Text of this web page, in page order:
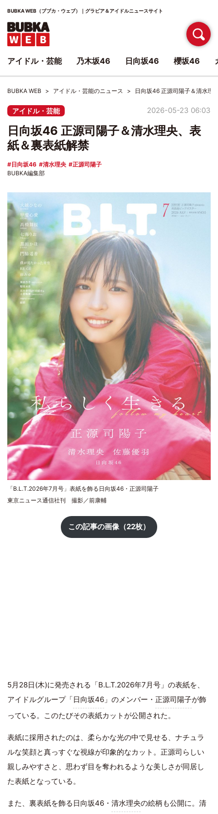
BUBKA WEB（ブブカ・ウェブ）｜グラビア＆アイドルニュースサイト
BUBKA WEB アイドル・芸能のニュース 日向坂46 正源司陽子＆清水理
アイドル・芸能 2026-05-23 06:03
日向坂46 正源司陽子＆清水理央、表
紙＆裏表紙解禁
日向坂46 清水理央
正源司陽子
BUBKA編集部
「B.L.T.2026年7月号」表紙を飾る日向坂46・正源司陽子
東京ニュース通信社刊 撮影／前康輔
この記事の画像（22枚）
5月28日(木)に発売される「B.L.T.2026年7月号」の表紙を、
アイドルグループ「日向坂46 」のメンバー・ 正源司陽子が飾
っている。このたびその表紙カットが公開された。
表紙に採用されたのは、柔らかな光の中で見せる、ナチュラ
ルな笑顔と真っすぐな視線が印象的なカット。正源司らしい
親しみやすさと、思わず目を奪われるような美しさが同居し
た表紙となっている。
また、裏表紙を飾る日向坂46・ 清水理央の絵柄も公開に。清
アイドル・芸能 乃木坂46 日向坂46 櫻坂46